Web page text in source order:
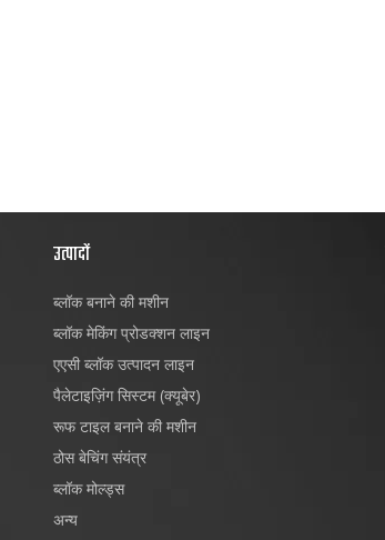
उत्पादों
ब्लॉक बनाने की मशीन
ब्लॉक मेकिंग प्रोडक्शन लाइन
एएसी ब्लॉक उत्पादन लाइन
पैलेटाइज़िंग सिस्टम (क्यूबेर)
रूफ टाइल बनाने की मशीन
ठोस बेचिंग संयंत्र
ब्लॉक मोल्ड्स
अन्य